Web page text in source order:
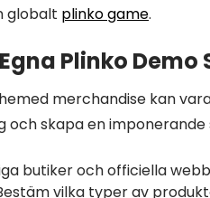
globalt plinko game.
Plinko
merchandise kan
och skapa en imponerande
butiker och officiella
vilka typer av